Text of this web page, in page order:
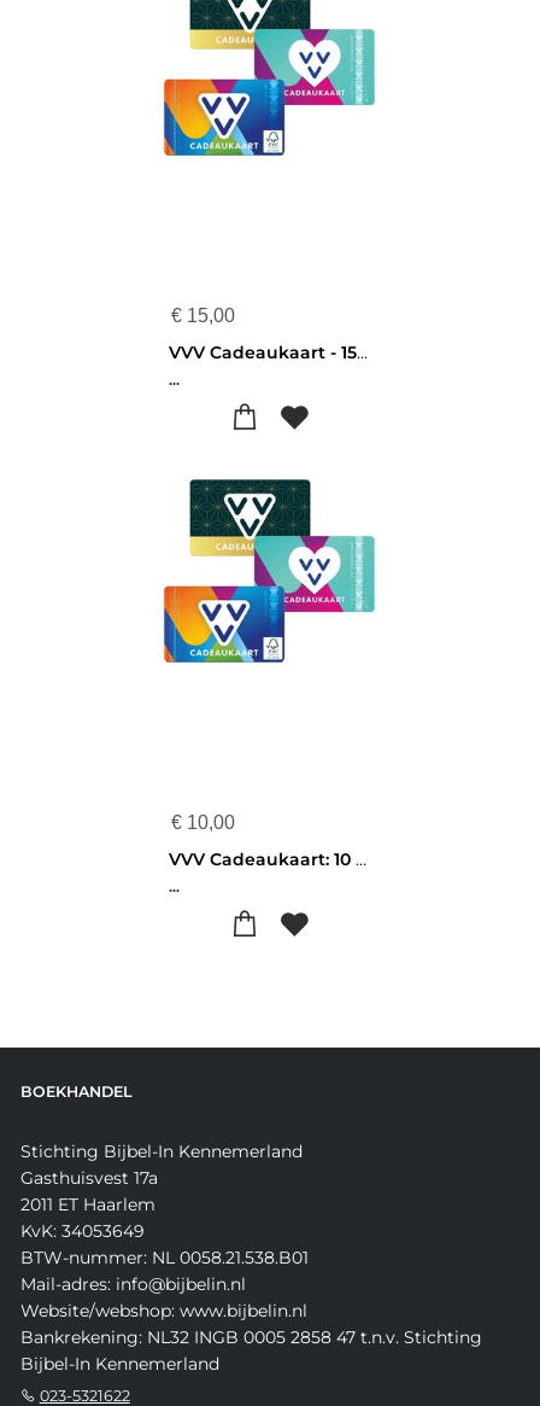
€ 15,00
VVV Cadeaukaart - 15 euro
...
€ 10,00
VVV Cadeaukaart: 10 euro
...
BOEKHANDEL
Stichting Bijbel-In Kennemerland
Gasthuisvest 17a
2011 ET Haarlem
KvK: 34053649
BTW-nummer: NL 0058.21.538.B01
Mail-adres: info@bijbelin.nl
Website/webshop: www.bijbelin.nl
Bankrekening: NL32 INGB 0005 2858 47 t.n.v. Stichting
Bijbel-In Kennemerland
023-5321622